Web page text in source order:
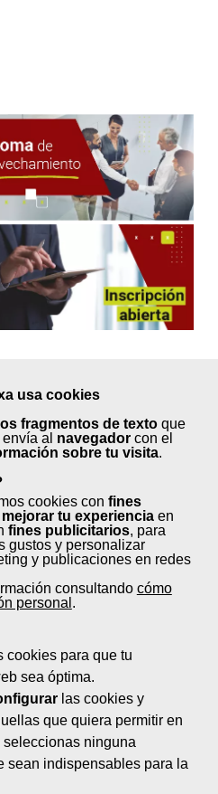
usa cookies
fragmentos de textoque
al navegadorcon el
sobre tu visita.
cookies con fines
mejorar tu experienciaen
fines publicitarios, para
gustos y personalizar
y publicaciones en redes
consultando cómo
personal .
cookies para que tu
sea óptima.
las cookies y
que quiera permitir en
ninguna
sean indispensables para la
inicios en
tu curso!
(50 horas)
reclamaciones (20
en centros
(100 horas)
de servicio en el
(40 horas)
y
y bebidas (35